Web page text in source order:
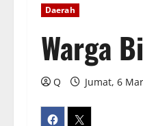
Daerah
Warga
Q Jumat, 6